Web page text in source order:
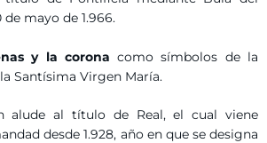
mayo de 1.966.
y la corona como símbolos de la
Santísima Virgen María.
alude al título de Real, el cual viene
desde 1.928, año en que se designa